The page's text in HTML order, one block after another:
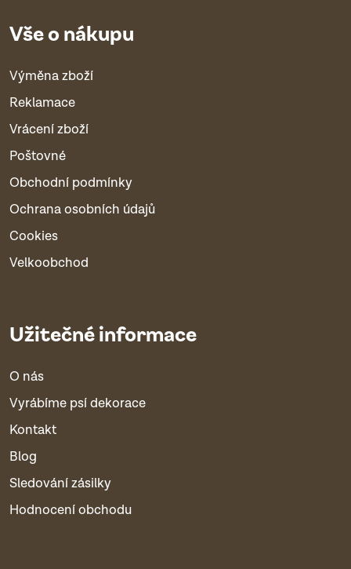
Vše o nákupu
Výměna zboží
Reklamace
Vrácení zboží
Poštovné
Obchodní podmínky
Ochrana osobních údajů
Cookies
Velkoobchod
Užitečné informace
O nás
Vyrábíme psí dekorace
Kontakt
Blog
Sledování zásilky
Hodnocení obchodu